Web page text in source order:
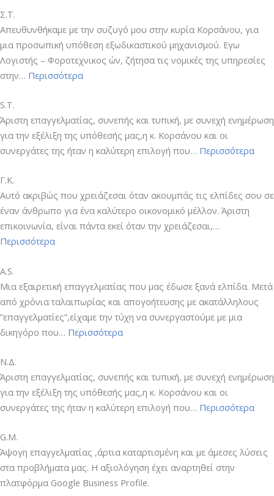
Σ.Τ.
Aπευθυνθήκαμε με την συζυγό μου στην κυρία Κορσάνου, για
μια προσωπική υπόθεση εξωδικαστικού μηχανισμού. Εγω
Λογιστής – Φοροτεχνικος ών, ζήτησα τις νομικές της υπηρεσίες
στην… Περισσότερα“Σ.Τ.”
S.T.
Άριστη επαγγελματίας, συνεπής και τυπική, με συνεχή ενημέρωση
για την εξέλιξη της υπόθεσής μας,η κ. Κορσάνου και οι
συνεργάτες της ήταν η καλύτερη επιλογή που… Περισσότερα“S.T.”
Γ.Κ.
Αυτό ακριβώς που χρειάζεσαι όταν ακουμπάς τις ελπίδες σου σε
έναν άνθρωπο για ένα καλύτερο οικονομικό μέλλον. Άριστη
επικοινωνία, είναι πάντα εκεί όταν την χρειάζεσαι,…
Περισσότερα“Γ.Κ.”
A.S.
Μια εξαιρετική επαγγελματίας που μας έδωσε ξανά ελπίδα. Μετά
από χρόνια ταλαιπωρίας και απογοήτευσης με ακατάλληλους
”επαγγελματίες”,είχαμε την τύχη να συνεργαστούμε με μια
δικηγόρο που… Περισσότερα“A.S.”
Ν.Δ.
Άριστη επαγγελματίας, συνεπής και τυπική, με συνεχή ενημέρωση
για την εξέλιξη της υπόθεσής μας,η κ. Κορσάνου και οι
συνεργάτες της ήταν η καλύτερη επιλογή που… Περισσότερα
G.M.
Άψογη επαγγελματίας ,άρτια καταρτισμένη και με άμεσες λύσεις
στα προβλήματα μας. Η αξιολόγηση έχει αναρτηθεί στην
πλατφόρμα Google Business Profile.